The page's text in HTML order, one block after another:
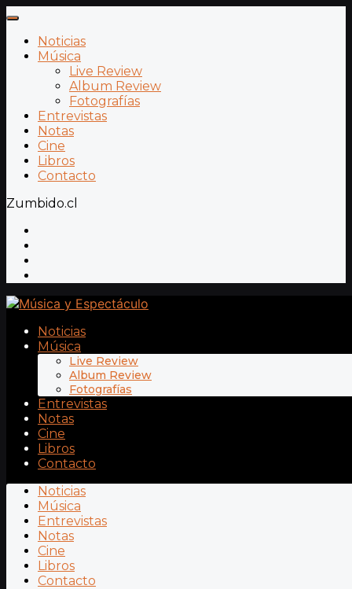
Noticias
Música
Live Review
Album Review
Fotografías
Entrevistas
Notas
Cine
Libros
Contacto
Zumbido.cl
Noticias
Música
Live Review
Album Review
Fotografías
Entrevistas
Notas
Cine
Libros
Contacto
Noticias
Música
Entrevistas
Notas
Cine
Libros
Contacto